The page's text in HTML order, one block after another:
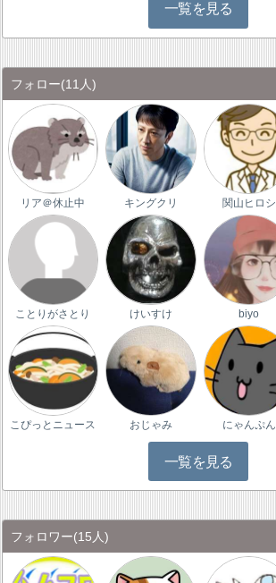
一覧を見る
フォロー(11人)
リア＠休止中 キングクリ 関山ヒロシ
ことりがさとり けいすけ biyo
こぴっとニュース おじゃみ にゃんぷん
一覧を見る
フォロワー(15人)